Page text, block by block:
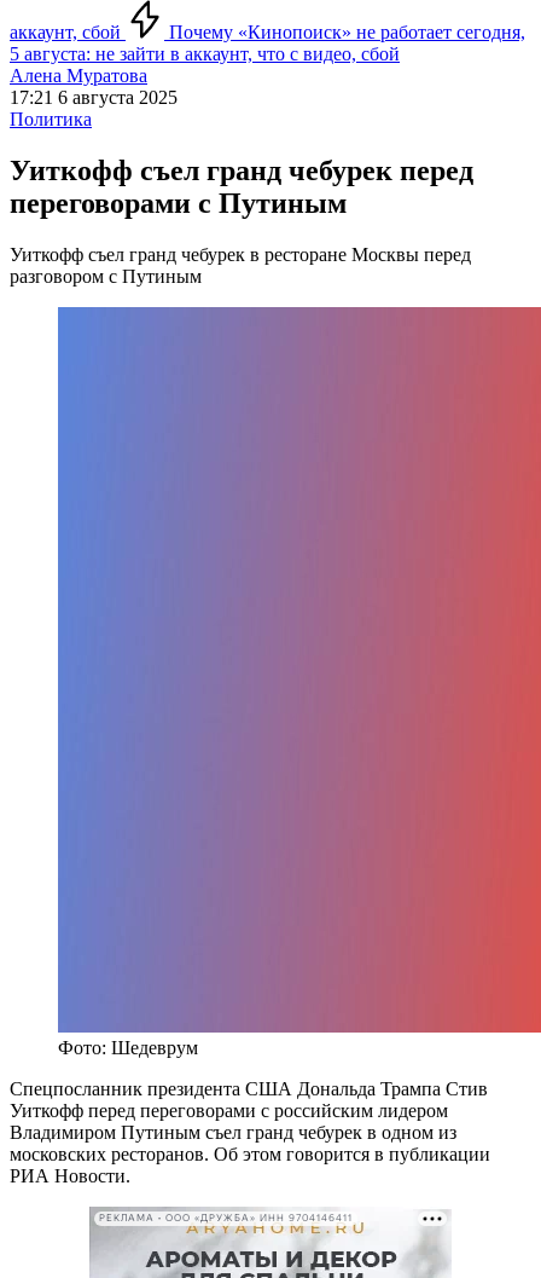
аккаунт, сбой
Почему «Кинопоиск» не работает сегодня,
5 августа: не зайти в аккаунт, что с видео, сбой
Алена Муратова
17:21 6 августа 2025
Политика
Уиткофф съел гранд чебурек перед
переговорами с Путиным
Уиткофф съел гранд чебурек в ресторане Москвы перед
разговором с Путиным
Фото: Шедеврум
Спецпосланник президента США Дональда Трампа Стив
Уиткофф перед переговорами с российским лидером
Владимиром Путиным съел гранд чебурек в одном из
московских ресторанов. Об этом говорится в публикации
РИА Новости.
РЕКЛАМА • ООО «ДРУЖБА» ИНН 9704146411